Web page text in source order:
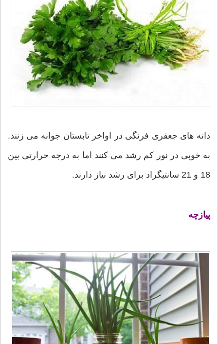
دانه های جعفری فرنگی در اواخر تابستان جوانه می زنند.
به خوبی در نور کم رشد می کنند اما به درجه حرارتی بین
18 و 21 سانتیگراد برای رشد نیاز دارند.
پیازچه